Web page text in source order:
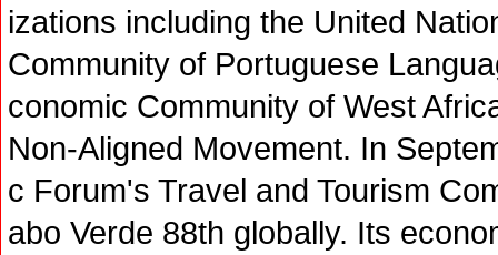
izations including the United
Community of Portuguese
conomic Community of West
Non-Aligned Movement. In
c Forum's Travel and Tourism
abo Verde 88th globally. Its